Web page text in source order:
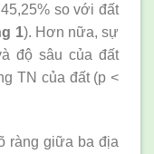
so với đất
1). Hơn nữa, sự
độ sâu của đất
TN của đất (p <
ràng giữa ba địa